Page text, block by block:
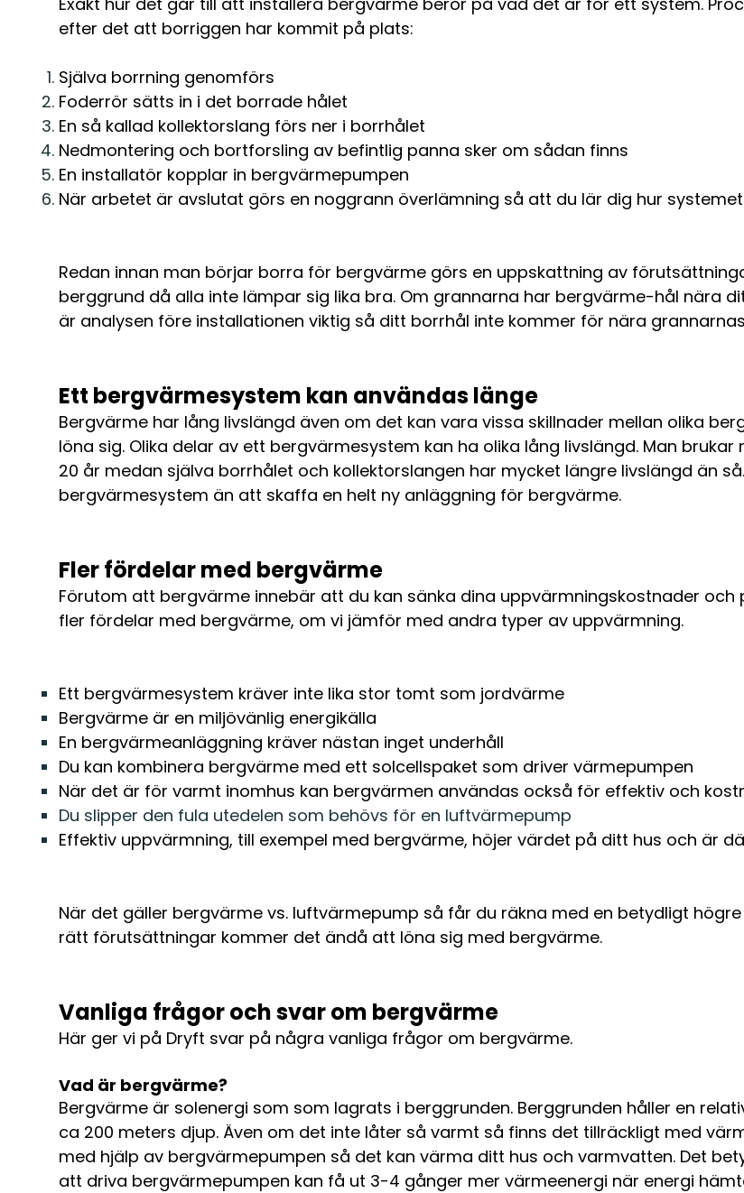
efter det att borriggen har kommit på plats:
Själva borrning genomförs
Foderrör sätts in i det borrade hålet
En så kallad kollektorslang förs ner i borrhålet
Nedmontering och bortforsling av befintlig panna sker om sådan finns
En installatör kopplar in bergvärmepumpen
När arbetet är avslutat görs en noggrann överlämning så att du lär dig hur
Redan innan man börjar borra för bergvärme görs en uppskattning av
berggrund då alla inte lämpar sig lika bra. Om grannarna har bergvärme-hål nära
är analysen före installationen viktig så ditt borrhål inte kommer för nära
Ett bergvärmesystem kan användas länge
Bergvärme har lång livslängd även om det kan vara vissa skillnader mellan olika
löna sig. Olika delar av ett bergvärmesystem kan ha olika lång livslängd. Man
20 år medan själva borrhålet och kollektorslangen har mycket längre livslängd än
bergvärmesystem än att skaffa en helt ny anläggning för bergvärme.
Fler fördelar med bergvärme
Förutom att bergvärme innebär att du kan sänka dina uppvärmningskostnader
fler fördelar med bergvärme, om vi jämför med andra typer av uppvärmning.
Ett bergvärmesystem kräver inte lika stor tomt som jordvärme
Bergvärme är en miljövänlig energikälla
En bergvärmeanläggning kräver nästan inget underhåll
Du kan kombinera bergvärme med ett solcellspaket som driver värmepumpen
När det är för varmt inomhus kan bergvärmen användas också för effektiv och
Du slipper den fula utedelen som behövs för en luftvärmepump
Effektiv uppvärmning, till exempel med bergvärme, höjer värdet på ditt hus och är
När det gäller bergvärme vs. luftvärmepump så får du räkna med en betydligt
rätt förutsättningar kommer det ändå att löna sig med bergvärme.
Vanliga frågor och svar om bergvärme
Här ger vi på Dryft svar på några vanliga frågor om bergvärme.
Vad är bergvärme?
Bergvärme är solenergi som som lagrats i berggrunden. Berggrunden håller en
ca 200 meters djup. Även om det inte låter så varmt så finns det tillräckligt med
med hjälp av bergvärmepumpen så det kan värma ditt hus och varmvatten. Det
att driva bergvärmepumpen kan få ut 3-4 gånger mer värmeenergi när energi